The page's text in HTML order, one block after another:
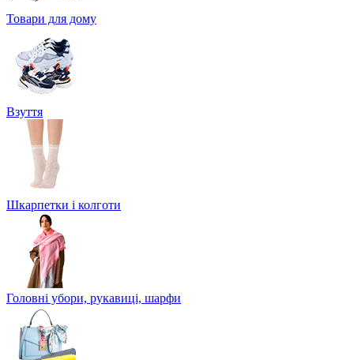
Товари для дому
Взуття
Шкарпетки і колготи
Головні убори, рукавиці, шарфи